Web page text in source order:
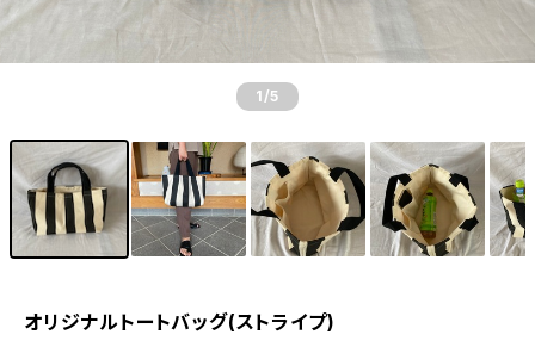
1 /5
オリジナルトートバッグ(ストライプ)